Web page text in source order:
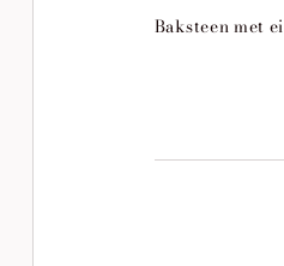
Baksteen met ei